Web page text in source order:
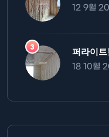
12 9월
퍼라이
18 10월